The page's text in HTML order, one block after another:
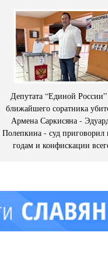
Депутата “Единой
ближайшего соратника
Армена Саркисяна -
Полепкина - суд приговорил
годам и конфискации